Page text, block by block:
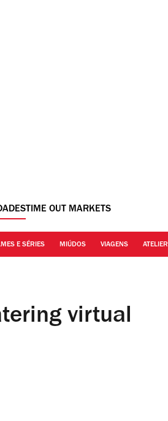
TIME OUT MARKETS
E SÉRIES MIÚDOS VIAGENS ATELIER
virtual